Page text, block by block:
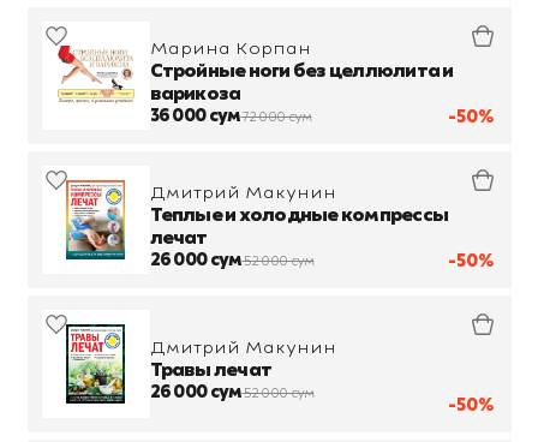
-50%
Марина Корпан
Стройные ноги без целлюлита и
варикоза
36 000 сум72 000 сум
-50%
Дмитрий Макунин
Теплые и холодные компрессы
лечат
26 000 сум52 000 сум
-50%
Дмитрий Макунин
Травы лечат
26 000 сум52 000 сум